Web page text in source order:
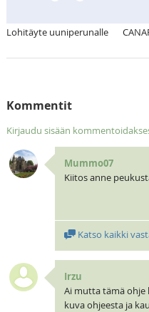
Lohitäyte uuniperunalle
Kommentit
Kirjaudu sisään
Mummo07
Kiitos anne
Katso kaikki
Irzu
Ai mutta tämä ohje
kuva ohjeesta ja